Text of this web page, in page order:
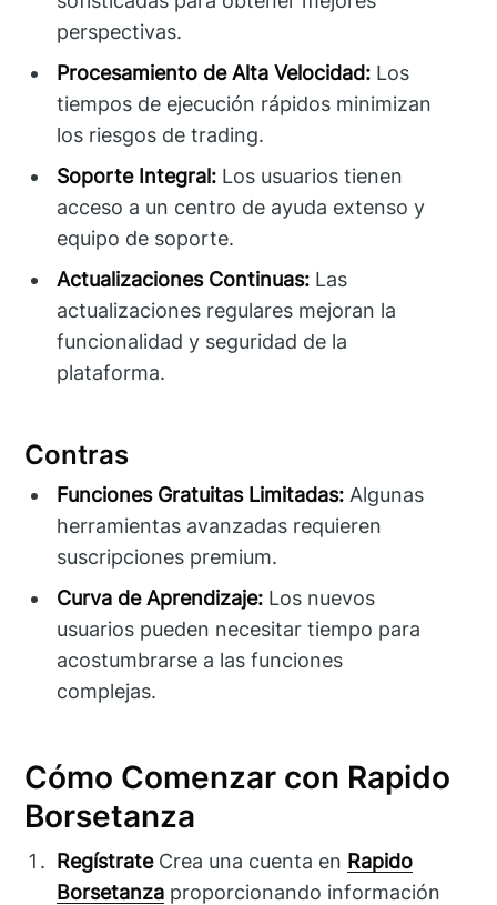
perspectivas.
Procesamiento de Alta Velocidad: Los
tiempos de ejecución rápidos minimizan
los riesgos de trading.
Soporte Integral: Los usuarios tienen
acceso a un centro de ayuda extenso y
equipo de soporte.
Actualizaciones Continuas: Las
actualizaciones regulares mejoran la
funcionalidad y seguridad de la
plataforma.
Contras
Funciones Gratuitas Limitadas: Algunas
herramientas avanzadas requieren
suscripciones premium.
Curva de Aprendizaje: Los nuevos
usuarios pueden necesitar tiempo para
acostumbrarse a las funciones
complejas.
Cómo Comenzar con Rapido
Borsetanza
RegístrateCrea una cuenta en Rapido
Borsetanza proporcionando información